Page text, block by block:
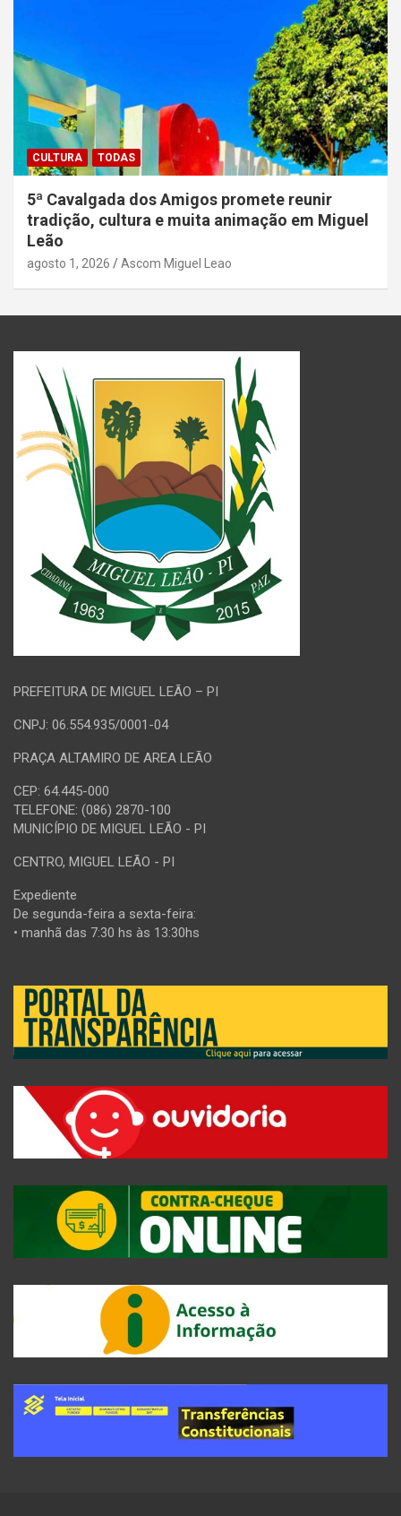
CULTURA TODAS
5ª Cavalgada dos Amigos promete reunir
tradição, cultura e muita animação em Miguel
Leão
agosto 1, 2026 Ascom Miguel Leao
PREFEITURA DE MIGUEL LEÃO – PI
CNPJ: 06.554.935/0001-04
PRAÇA ALTAMIRO DE AREA LEÃO
CEP: 64.445-000
TELEFONE: (086) 2870-100
MUNICÍPIO DE MIGUEL LEÃO - PI
CENTRO, MIGUEL LEÃO - PI
Expediente
De segunda-feira a sexta-feira:
• manhã das 7:30 hs às 13:30hs